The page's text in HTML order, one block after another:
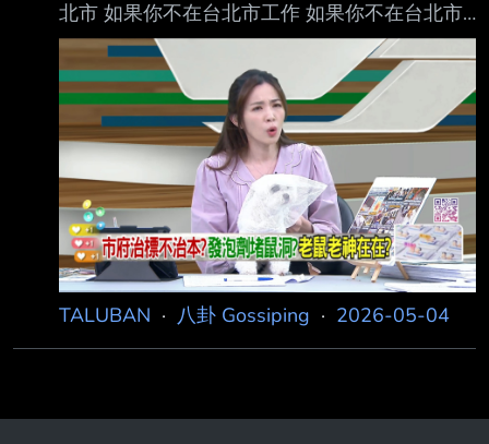
北市 如果你不在台北市工作 如果你不在台北市
生活 請問你怎麼會知道台北市有鼠患
呢??????????????????????????????????? 我住在台
北市過去四年 我親眼看見老鼠的比例總共四次
730天四次 接近兩百天才一次 我住林森北路附
近 附近餐廳小吃店林立 晚上因為一堆五木店 所
以宵夜店家滷味攤販也一堆 方圓1.5公里內有三
個夜市 這應該是台北市裡面老鼠有可能大量群
集的範圍 就這樣的地方 將近兩百天才能看見一
兩隻鼠輩 以這個比例 能稱得上是鼠患嗎
TALUBAN · 八卦 Gossiping · 2026-05-04